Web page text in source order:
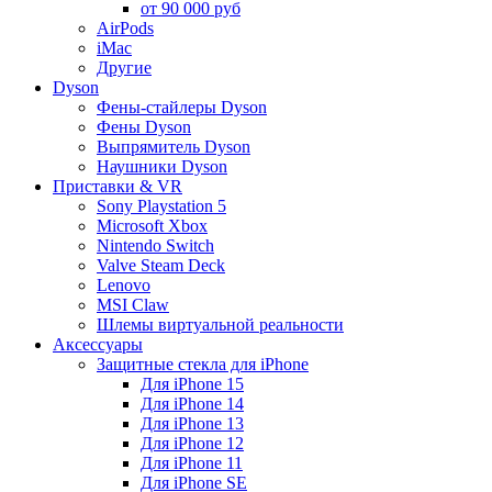
от 90 000 руб
AirPods
iMac
Другие
Dyson
Фены-стайлеры Dyson
Фены Dyson
Выпрямитель Dyson
Наушники Dyson
Приставки & VR
Sony Playstation 5
Microsoft Xbox
Nintendo Switch
Valve Steam Deck
Lenovo
MSI Claw
Шлемы виртуальной реальности
Аксессуары
Защитные стекла для iPhone
Для iPhone 15
Для iPhone 14
Для iPhone 13
Для iPhone 12
Для iPhone 11
Для iPhone SE